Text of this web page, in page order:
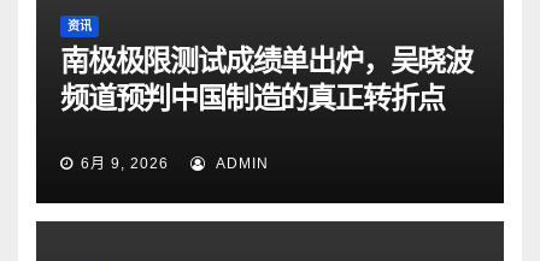
资讯
南极极限测试成绩单出炉，吴晓波
频道预判中国制造的真正转折点
6月 9, 2026 ADMIN